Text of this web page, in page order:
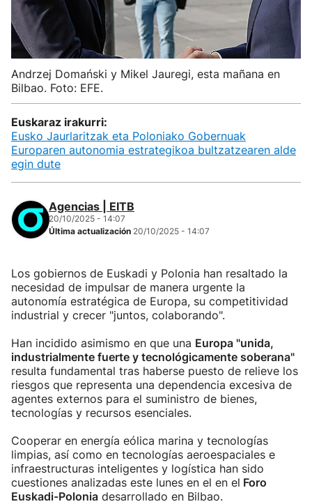
Andrzej Domański y Mikel Jauregi, esta mañana en
Bilbao. Foto: EFE.
Euskaraz irakurri:
Eusko Jaurlaritzak eta Poloniako Gobernuak
Europaren autonomia estrategikoa bultzatzearen alde
egin dute
Agencias | EITB
20/10/2025 - 14:07
Última actualización 20/10/2025 - 14:07
Los gobiernos de Euskadi y Polonia han resaltado la
necesidad de impulsar de manera urgente la
autonomía estratégica de Europa, su competitividad
industrial y crecer "juntos, colaborando".
Han incidido asimismo en que una Europa "unida,
industrialmente fuerte y tecnológicamente soberana"
resulta fundamental tras haberse puesto de relieve los
riesgos que representa una dependencia excesiva de
agentes externos para el suministro de bienes,
tecnologías y recursos esenciales.
Cooperar en energía eólica marina y tecnologías
limpias, así como en tecnologías aeroespaciales e
infraestructuras inteligentes y logística han sido
cuestiones analizadas este lunes en el en el Foro
Euskadi-Polonia desarrollado en Bilbao.